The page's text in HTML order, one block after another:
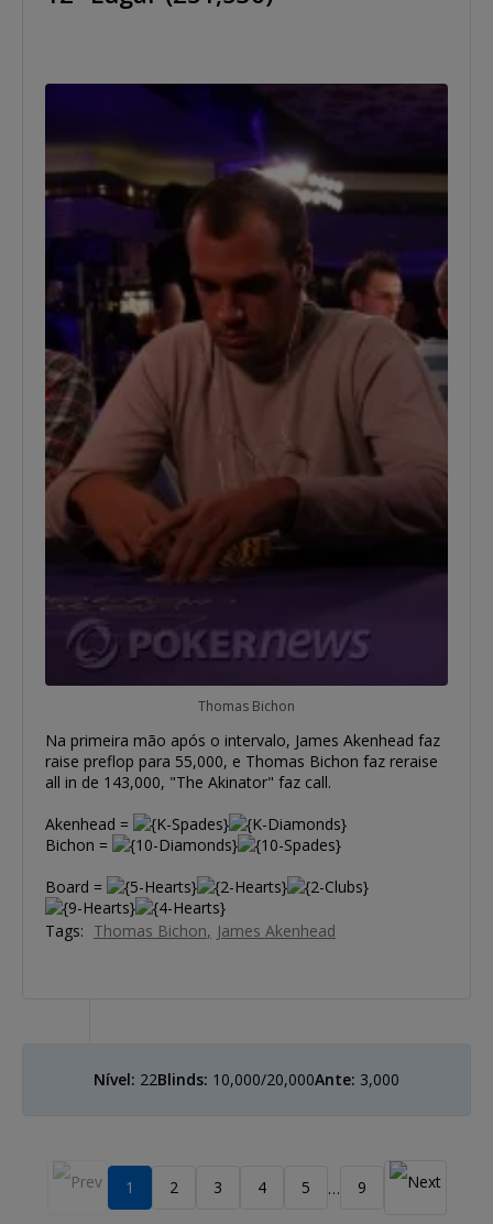
Thomas Bichon
Na primeira mão após o intervalo, James Akenhead faz
raise preflop para 55,000, e Thomas Bichon faz reraise
all in de 143,000, "The Akinator" faz call.
Akenhead =
Bichon =
Board =
Tags: Thomas Bichon James Akenhead
Nível: 22Blinds: 10,000/20,000Ante: 3,000
1 2 3 4 5 … 9